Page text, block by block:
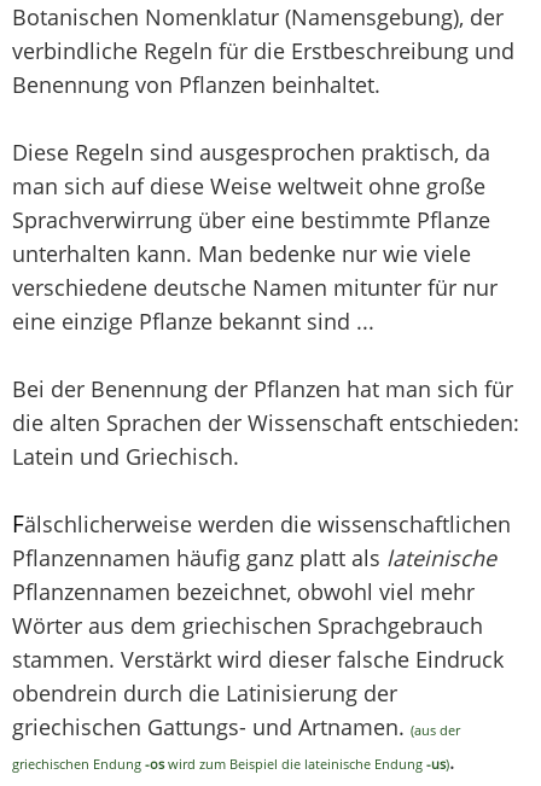
Botanischen Nomenklatur (Namensgebung), der
verbindliche Regeln für die Erstbeschreibung und
Benennung von Pflanzen beinhaltet.
Diese Regeln sind ausgesprochen praktisch, da
man sich auf diese Weise weltweit ohne große
Sprachverwirrung über eine bestimmte Pflanze
unterhalten kann. Man bedenke nur wie viele
verschiedene deutsche Namen mitunter für nur
eine einzige Pflanze bekannt sind ...
Bei der Benennung der Pflanzen hat man sich für
die alten Sprachen der Wissenschaft entschieden:
Latein und Griechisch.
Fälschlicherweise werden die wissenschaftlichen
Pflanzennamen häufig ganz platt als lateinische
Pflanzennamen bezeichnet, obwohl viel mehr
Wörter aus dem griechischen Sprachgebrauch
stammen. Verstärkt wird dieser falsche Eindruck
obendrein durch die Latinisierung der
griechischen Gattungs- und Artnamen. (aus der
griechischen Endung -os wird zum Beispiel die lateinische Endung -us).